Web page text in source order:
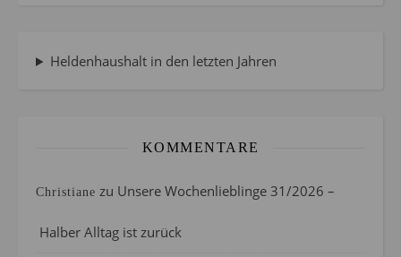
Heldenhaushalt in den letzten Jahren
KOMMENTARE
Christiane zu Unsere Wochenlieblinge 31/2026 –
Halber Alltag ist zurück